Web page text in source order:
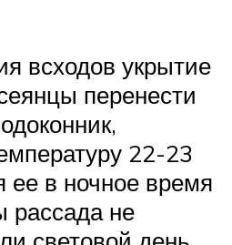
всходов укрытие
перенести
22-23
ее в ночное время
рассада не